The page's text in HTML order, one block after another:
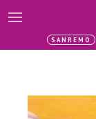
SANREMO